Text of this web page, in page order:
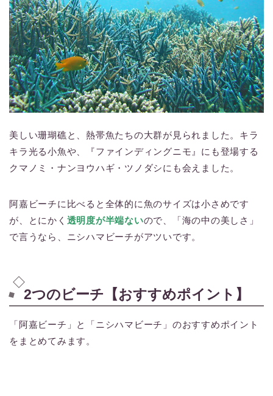
美しい珊瑚礁と、熱帯魚たちの大群が見られました。キラ
キラ光る小魚や、『ファインディングニモ』にも登場する
クマノミ・ナンヨウハギ・ツノダシにも会えました。
阿嘉ビーチに比べると全体的に魚のサイズは小さめです
が、とにかく 透明度が半端ないので、「海の中の美しさ」
で言うなら、ニシハマビーチがアツいです。
2つのビーチ【おすすめポイント】
「阿嘉ビーチ」と「ニシハマビーチ」のおすすめポイント
をまとめてみます。